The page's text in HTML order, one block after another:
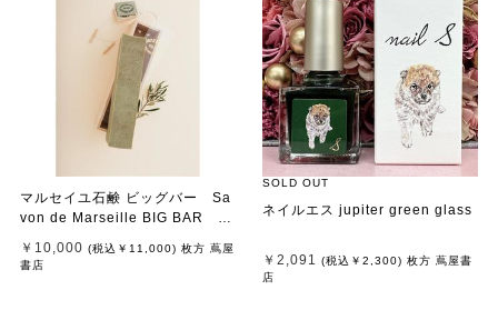
マルセイユ石鹸 ビッグバー Sa
von de Marseille BIG BAR 2
￥10,000 (税込 ￥11,000) 枚方 蔦屋
書店
SOLD OUT
ネイルエス jupiter green glass
￥2,091 (税込 ￥2,300) 枚方 蔦屋書
店